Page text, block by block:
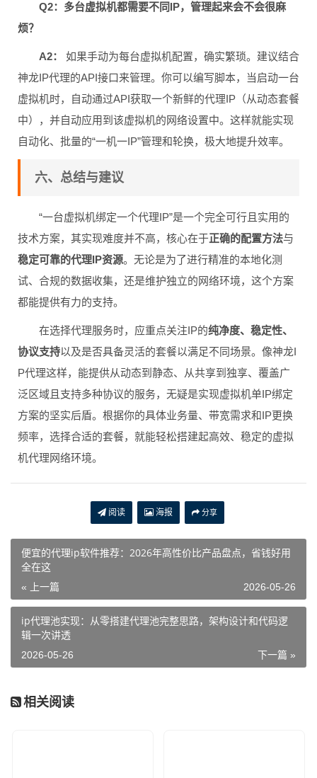
Q2：多台虚拟机都需要不同IP，管理起来会不会很麻
烦？
A2：
如果手动为每台虚拟机配置，确实繁琐。建议结合
神龙IP代理的API接口来管理。你可以编写脚本，当启动一台
虚拟机时，自动通过API获取一个新鲜的代理IP（从动态套餐
中），并自动应用到该虚拟机的网络设置中。这样就能实现
自动化、批量的“一机一IP”管理和轮换，极大地提升效率。
六、总结与建议
“一台虚拟机绑定一个代理IP”是一个完全可行且实用的
技术方案，其实现难度并不高，核心在于正确的配置方法与
稳定可靠的代理IP资源。无论是为了进行精准的本地化测
试、合规的数据收集，还是维护独立的网络环境，这个方案
都能提供有力的支持。
在选择代理服务时，应重点关注IP的纯净度、稳定性、
协议支持以及是否具备灵活的套餐以满足不同场景。像神龙I
P代理这样，能提供从动态到静态、从共享到独享、覆盖广
泛区域且支持多种协议的服务，无疑是实现虚拟机单IP绑定
方案的坚实后盾。根据你的具体业务量、带宽需求和IP更换
频率，选择合适的套餐，就能轻松搭建起高效、稳定的虚拟
机代理网络环境。
阅读 海报 分享
便宜的代理ip软件推荐：2026年高性价比产品盘点，省钱好用
全在这
« 上一篇 2026-05-26
ip代理池实现：从零搭建代理池完整思路，架构设计和代码逻
辑一次讲透
下一篇 »
2026-05-26
相关阅读